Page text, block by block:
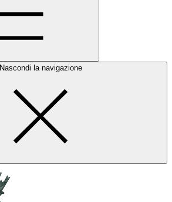
Nascondi la navigazione